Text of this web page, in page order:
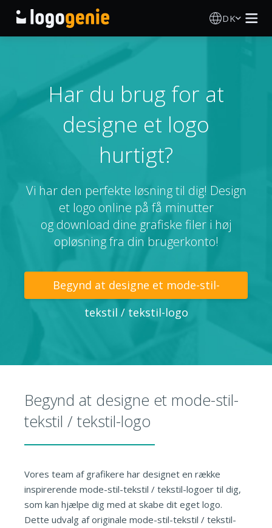
DK
AI logogenerator
Logoidéer
Trykte produkter
Om
Har du brug for at
designe et logo
hurtigt?
Vi har den perfekte løsning til dig! Design
et logo online på få minutter
og download dine grafiske filer i høj
opløsning fra din brugerkonto!
Begynd at designe et mode-stil-
tekstil / tekstil-logo
Begynd at designe et mode-stil-
tekstil / tekstil-logo
Vores team af grafikere har designet en række
inspirerende mode-stil-tekstil / tekstil-logoer til dig,
som kan hjælpe dig med at skabe dit eget logo.
Dette udvalg af originale mode-stil-tekstil / tekstil-